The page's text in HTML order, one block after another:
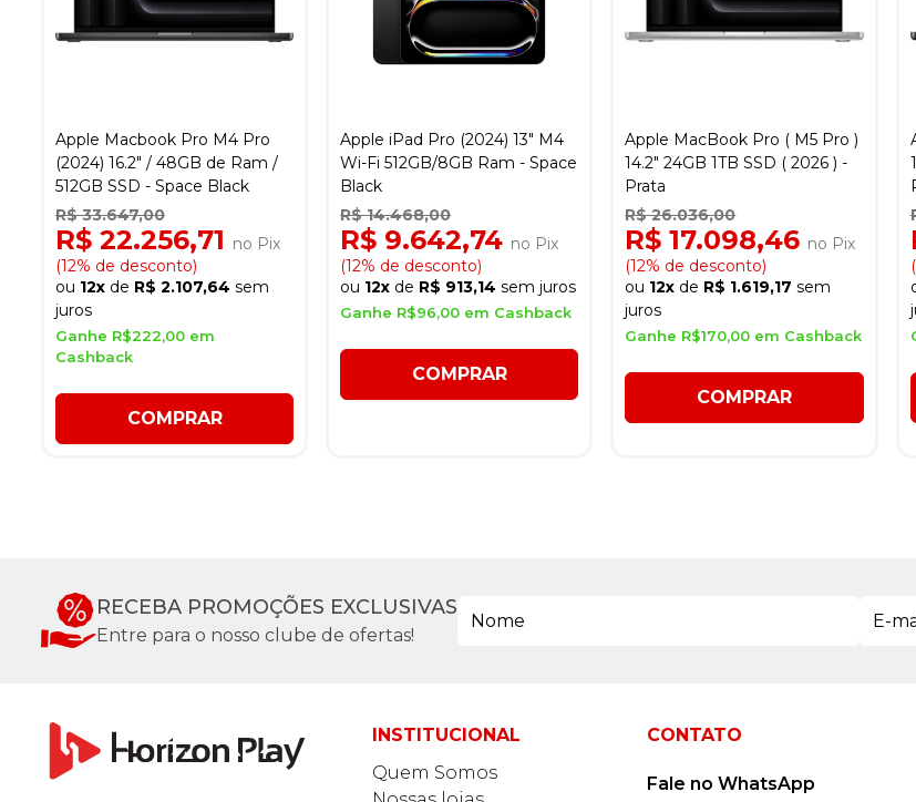
Apple Macbook Pro M4 Pro
(2024) 16.2" / 48GB de Ram /
512GB SSD - Space Black
R$ 33.647,00
R$ 22.256,71 no Pix
(12% de desconto)
ou 12x de R$ 2.107,64 sem
juros
Ganhe R$222,00 em
Cashback
COMPRAR
Apple iPad Pro (2024) 13" M4
Wi-Fi 512GB/8GB Ram - Space
Black
R$ 14.468,00
R$ 9.642,74 no Pix
(12% de desconto)
ou 12x de R$ 913,14 sem juros
Ganhe R$96,00 em Cashback
COMPRAR
Apple MacBook Pro ( M5 Pro )
14.2" 24GB 1TB SSD ( 2026 ) -
Prata
R$ 26.036,00
R$ 17.098,46 no Pix
(12% de desconto)
ou 12x de R$ 1.619,17 sem
juros
Ganhe R$170,00 em Cashback
COMPRAR
RECEBA PROMOÇÕES EXCLUSIVAS
Entre para o nosso clube de ofertas!
INSTITUCIONAL
Quem Somos
CONTATO
Fale no WhatsApp